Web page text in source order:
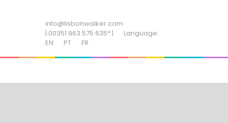
info@lisbonwalker.com
| 00351 963 575 635* |
Language:
EN
PT FR